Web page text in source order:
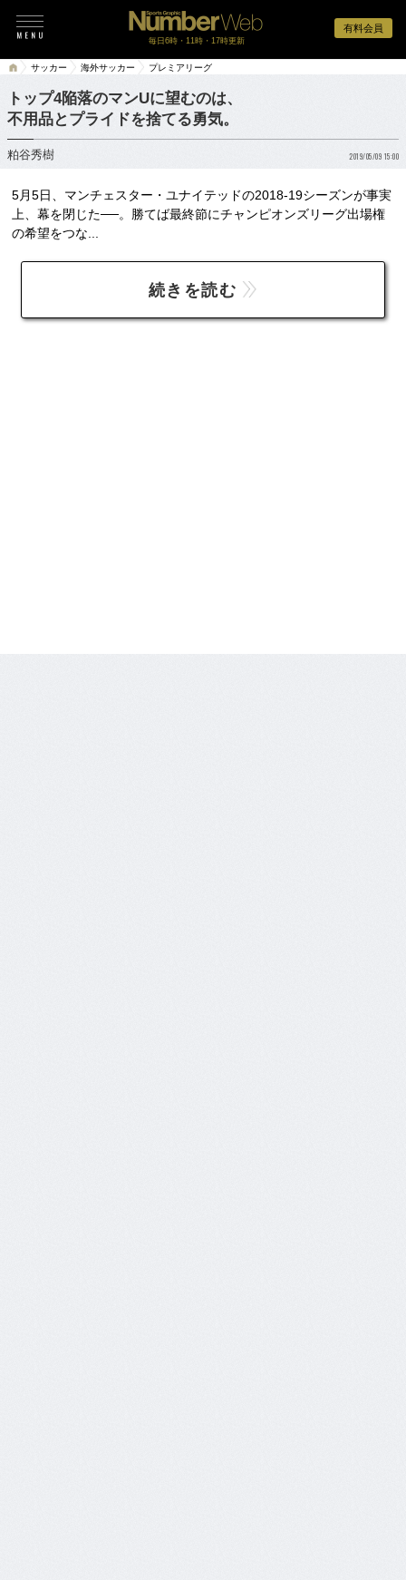
有料会員
毎日6時・11時・17時更新
サッカー 海外サッカー プレミアリーグ
トップ4陥落のマンUに望むのは、
不用品とプライドを捨てる勇気。
粕谷秀樹 2019/05/09 15:00
5月5日、マンチェスター・ユナイテッドの2018-19シーズンが事実
上、幕を閉じた──。勝てば最終節にチャンピオンズリーグ出場権
の希望をつな...
続きを読む